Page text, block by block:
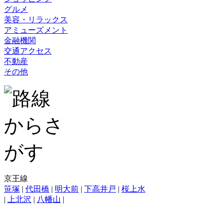
グルメ
美容・リラックス
アミューズメント
金融機関
交通アクセス
不動産
その他
京王線
笹塚 | 代田橋 | 明大前 | 下高井戸 | 桜上水
|
上北沢 | 八幡山 |